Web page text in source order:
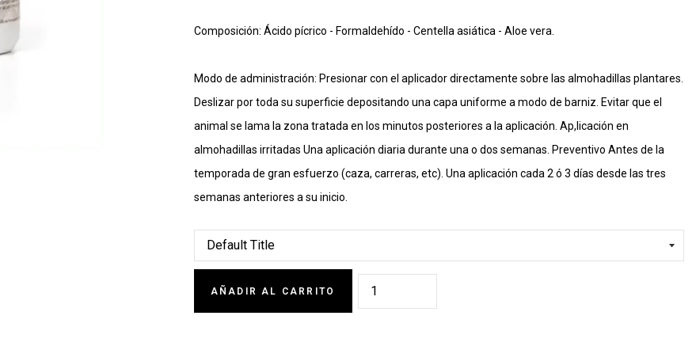
Composición: Ácido pícrico - Formaldehído - Centella asiática - Aloe vera.
Modo de administración: Presionar con el aplicador directamente sobre las almohadillas plantares.
Deslizar por toda su superficie depositando una capa uniforme a modo de barniz. Evitar que el
animal se lama la zona tratada en los minutos posteriores a la aplicación. Ap,licación en
almohadillas irritadas Una aplicación diaria durante una o dos semanas. Preventivo Antes de la
temporada de gran esfuerzo (caza, carreras, etc). Una aplicación cada 2 ó 3 días desde las tres
semanas anteriores a su inicio.
AÑADIR AL CARRITO